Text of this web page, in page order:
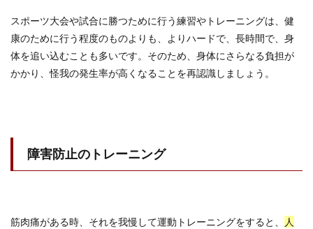
スポーツ大会や試合に勝つために行う練習やトレーニングは、健
康のために行う程度のものよりも、よりハードで、長時間で、身
体を追い込むことも多いです。そのため、身体にさらなる負担が
かかり、怪我の発生率が高くなることを再認識しましょう。
障害防止のトレーニング
筋肉痛がある時、それを我慢して運動トレーニングをすると、
人